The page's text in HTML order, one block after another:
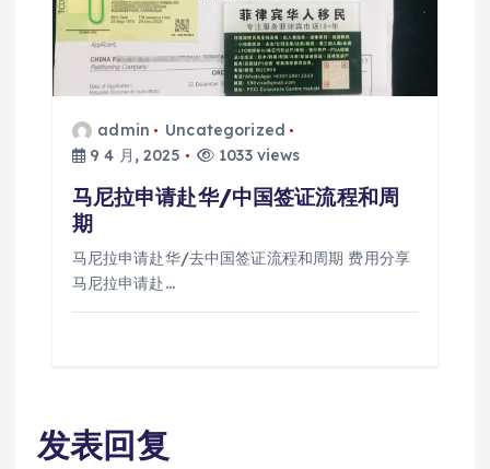
admin
Uncategorized
9 4 月, 2025
1033 views
马尼拉申请赴华/中国签证流程和周
期
马尼拉申请赴华/去中国签证流程和周期 费用分享
马尼拉申请赴…
发表回复